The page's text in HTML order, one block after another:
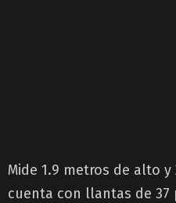
Mide 1.9 metros de alto
cuenta con llantas de 37